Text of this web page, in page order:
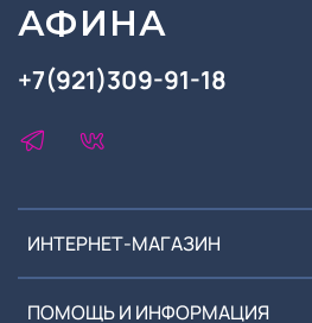
ИНТЕРНЕТ-МАГАЗИН
ПОМОЩЬ И ИНФОРМАЦИЯ
+7(921)309-91-18
АФИНА